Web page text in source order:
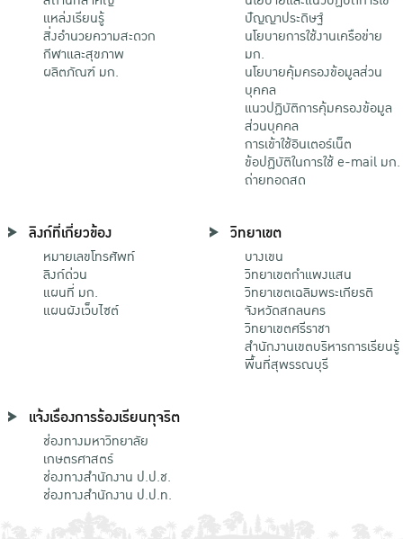
แหล่งเรียนรู้
สิ่งอำนวยความสะดวก
กีฬาและสุขภาพ
ผลิตภัณฑ์ มก.
ปัญญาประดิษฐ์
นโยบายการใช้งานเครือข่าย
มก.
นโยบายคุ้มครองข้อมูลส่วน
บุคคล
แนวปฏิบัติการคุ้มครองข้อมูล
ส่วนบุคคล
การเข้าใช้อินเตอร์เน็ต
ข้อปฏิบัติในการใช้ e-mail มก.
ถ่ายทอดสด
ลิงก์ที่เกี่ยวข้อง
หมายเลขโทรศัพท์
ลิงก์ด่วน
แผนที่ มก.
แผนผังเว็บไซต์
วิทยาเขต
บางเขน
วิทยาเขตกําแพงแสน
วิทยาเขตเฉลิมพระเกียรติ
จังหวัดสกลนคร
วิทยาเขตศรีราชา
สำนักงานเขตบริหารการเรียนรู้
พื้นที่สุพรรณบุรี
แจ้งเรื่องการร้องเรียนทุจริต
ช่องทางมหาวิทยาลัย
เกษตรศาสตร์
ช่องทางสำนักงาน ป.ป.ช.
ช่องทางสำนักงาน ป.ป.ท.